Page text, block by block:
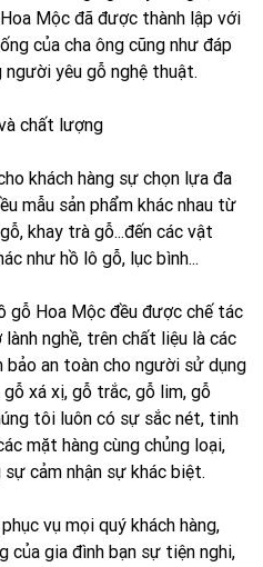
Mộc đã được thành lập với
của cha ông cũng như đáp
yêu gỗ nghệ thuật.
chất lượng
khách hàng sự chọn lựa đa
mẫu sản phẩm khác nhau từ
khay trà gỗ...đến các vật
như hồ lô gỗ, lục bình...
gỗ Hoa Mộc đều được chế tác
nghề, trên chất liệu là các
bảo an toàn cho người sử dụng
xá xị, gỗ trắc, gỗ lim, gỗ
tôi luôn có sự sắc nét, tinh
mặt hàng cùng chủng loại,
cảm nhận sự khác biệt.
vụ mọi quý khách hàng,
của gia đình bạn sự tiện nghi,